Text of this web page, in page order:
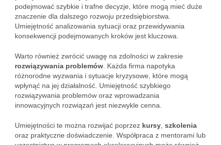
podejmować szybkie i trafne decyzje, które mogą mieć duże
znaczenie dla dalszego rozwoju przedsiębiorstwa.
Umiejętność analizowania sytuacji oraz przewidywania
konsekwencji podejmowanych kroków jest kluczowa.
Warto również zwrócić uwagę na zdolności w zakresie
rozwiązywania problemów . Każda firma napotyka
różnorodne wyzwania i sytuacje kryzysowe, które mogą
wpłynąć na jej działalność. Umiejętność szybkiego
rozwiązywania problemów oraz wprowadzania
innowacyjnych rozwiązań jest niezwykle cenna.
Umiejętności te można rozwijać poprzez kursy szkolenia
oraz praktyczne doświadczenie. Współpraca z mentorami lub